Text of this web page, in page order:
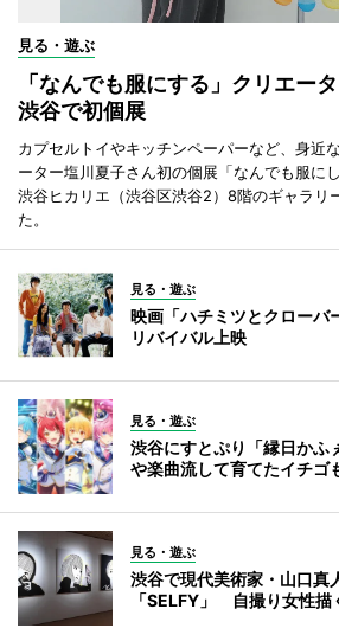
見る・遊ぶ
「なんでも服にする」クリエー
渋谷で初個展
カプセルトイやキッチンペーパーなど、身近
ーター塩川夏子さん初の個展「なんでも服に
渋谷ヒカリエ（渋谷区渋谷2）8階のギャラリ
た。
見る・遊ぶ
映画「ハチミツとクローバ
リバイバル上映
見る・遊ぶ
渋谷にすとぷり「縁日か
や楽曲流して育てたイチゴ
見る・遊ぶ
渋谷で現代美術家・山口真
「SELFY」 自撮り女性描